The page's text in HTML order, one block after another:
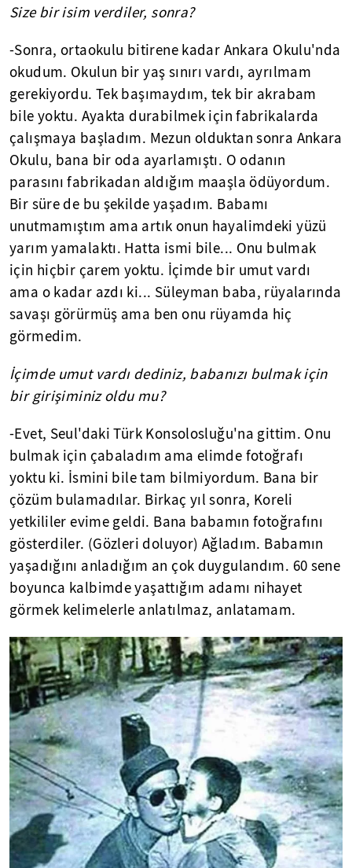
Size bir isim verdiler, sonra?
-Sonra, ortaokulu bitirene kadar Ankara Okulu'nda
okudum. Okulun bir yaş sınırı vardı, ayrılmam
gerekiyordu. Tek başımaydım, tek bir akrabam
bile yoktu. Ayakta durabilmek için fabrikalarda
çalışmaya başladım. Mezun olduktan sonra Ankara
Okulu, bana bir oda ayarlamıştı. O odanın
parasını fabrikadan aldığım maaşla ödüyordum.
Bir süre de bu şekilde yaşadım. Babamı
unutmamıştım ama artık onun hayalimdeki yüzü
yarım yamalaktı. Hatta ismi bile... Onu bulmak
için hiçbir çarem yoktu. İçimde bir umut vardı
ama o kadar azdı ki... Süleyman baba, rüyalarında
savaşı görürmüş ama ben onu rüyamda hiç
görmedim.
İçimde umut vardı dediniz, babanızı bulmak için
bir girişiminiz oldu mu?
-Evet, Seul'daki Türk Konsolosluğu'na gittim. Onu
bulmak için çabaladım ama elimde fotoğrafı
yoktu ki. İsmini bile tam bilmiyordum. Bana bir
çözüm bulamadılar. Birkaç yıl sonra, Koreli
yetkililer evime geldi. Bana babamın fotoğrafını
gösterdiler. (Gözleri doluyor) Ağladım. Babamın
yaşadığını anladığım an çok duygulandım. 60 sene
boyunca kalbimde yaşattığım adamı nihayet
görmek kelimelerle anlatılmaz, anlatamam.